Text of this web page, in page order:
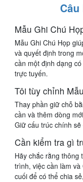
Mẫu Ghi Chú
Mẫu Ghi Chú Họp
và quyết định trong
cần một định dạng
trực tuyến.
Tôi tùy chỉnh
Thay phần giữ chỗ
cần và thêm dòng
Giữ cấu trúc chính
Cần kiểm tra gì
Hãy chắc rằng thông
trình, việc cần làm
cuối để có thể chia